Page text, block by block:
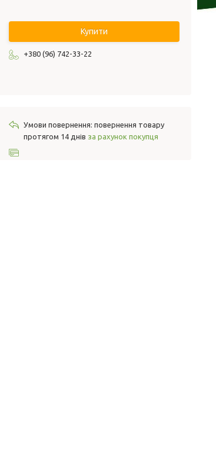
Купити
+380 (96) 742-33-22
повернення товару
протягом 14 днів за рахунок покупця